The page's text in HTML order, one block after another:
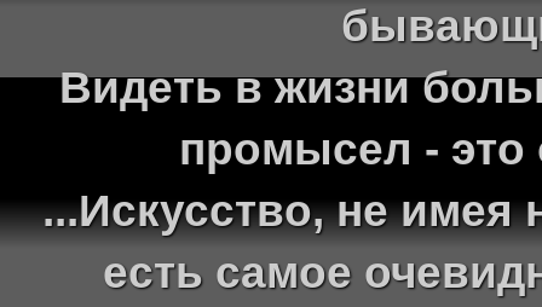
Видеть в жизни
промысел - это
...Искусство, не
есть самое